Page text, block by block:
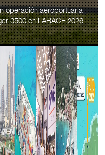
operación aeroportuaria
3500 en LABACE 2026